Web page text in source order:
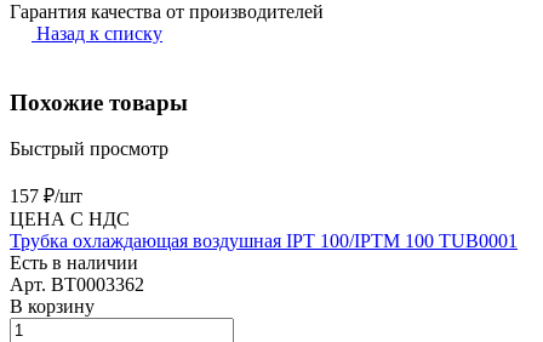
Гарантия качества от производителей
Назад к списку
Похожие товары
Быстрый просмотр
157 ₽/шт
ЦЕНА С НДС
Трубка охлаждающая воздушная IPT 100/IPTM 100 TUB0001
Есть в наличии
Арт. BT0003362
В корзину